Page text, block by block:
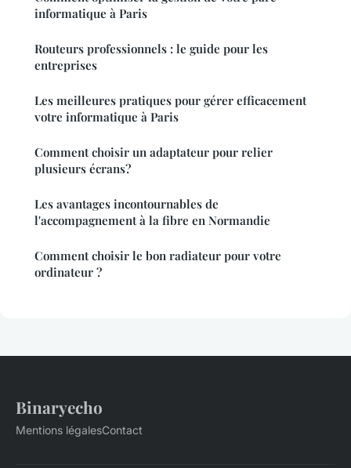
informatique à Paris
Routeurs professionnels : le guide pour les
entreprises
Les meilleures pratiques pour gérer efficacement
votre informatique à Paris
Comment choisir un adaptateur pour relier
plusieurs écrans?
Les avantages incontournables de
l'accompagnement à la fibre en Normandie
Comment choisir le bon radiateur pour votre
ordinateur ?
Binaryecho
Mentions légalesContact